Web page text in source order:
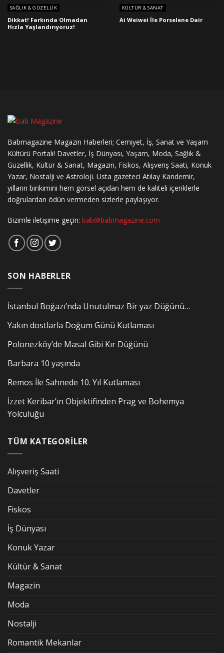
SAĞLIK & GÜZELLIK
Dikkat! Farkında Olmadan
Hızla Yaşlandırıyoruz!
KÜLTÜR & SANAT
Ai Weiwei İle Porselene Dair
Babmagazine Magazin Haberleri; Cemiyet, İş, Sanat ve Yaşam
Kültürü Portalı! Davetler, İş Dünyası, Yaşam, Moda, Sağlık &
Güzellik, Kültür & Sanat, Magazin, Fiskos, Alışveriş Saati, Konuk
Yazar, Nostalji ve Astroloji. Usta gazeteci Atılay Kandemir,
yılların birikimini hem görsel açıdan hem de kaliteli içeriklerle
doğrulardan ödün vermeden sizlerle paylaşıyor.
Bizimle iletişime geçin: bab@babmagazine.com
SON HABERLER
İstanbul Boğazı’nda Unutulmaz Bir yaz Düğünü…
Yakın dostlarla Doğum Günü Kutlaması
Polonezköy’de Masal Gibi Kır Düğünü
Barbara 10 yaşında
Remos İle Sahnede 10. Yıl Kutlaması
İzzet Keribar’ın Objektifinden Prag ve Bohemya
Yolculuğu
TÜM KATEGORİLER
Alışveriş Saati
Davetler
Fiskos
İş Dünyası
Konuk Yazar
Kültür & Sanat
Magazin
Moda
Nostalji
Romantik Mekanlar